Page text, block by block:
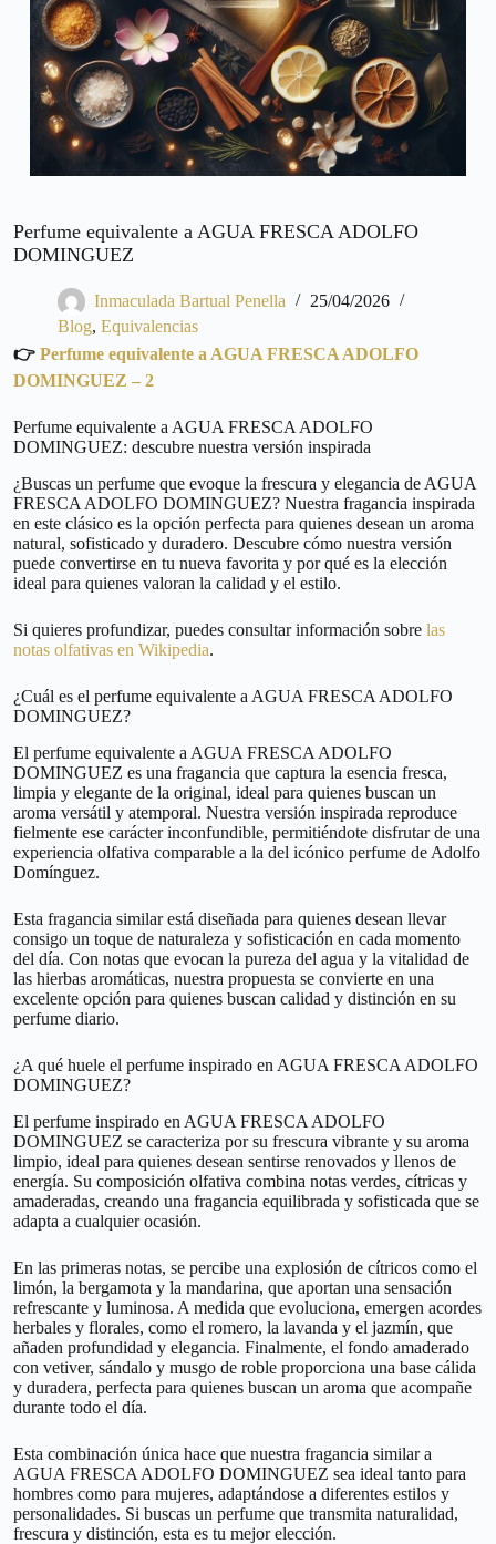
Perfume equivalente a AGUA FRESCA ADOLFO
DOMINGUEZ
Inmaculada Bartual Penella
25/04/2026
Blog, Equivalencias
👉 Perfume equivalente a AGUA FRESCA ADOLFO
DOMINGUEZ – 2
Perfume equivalente a AGUA FRESCA ADOLFO
DOMINGUEZ: descubre nuestra versión inspirada
¿Buscas un perfume que evoque la frescura y elegancia de AGUA
FRESCA ADOLFO DOMINGUEZ? Nuestra fragancia inspirada
en este clásico es la opción perfecta para quienes desean un aroma
natural, sofisticado y duradero. Descubre cómo nuestra versión
puede convertirse en tu nueva favorita y por qué es la elección
ideal para quienes valoran la calidad y el estilo.
Si quieres profundizar, puedes consultar información sobre las
notas olfativas en Wikipedia.
¿Cuál es el perfume equivalente a AGUA FRESCA ADOLFO
DOMINGUEZ?
El perfume equivalente a AGUA FRESCA ADOLFO
DOMINGUEZ es una fragancia que captura la esencia fresca,
limpia y elegante de la original, ideal para quienes buscan un
aroma versátil y atemporal. Nuestra versión inspirada reproduce
fielmente ese carácter inconfundible, permitiéndote disfrutar de una
experiencia olfativa comparable a la del icónico perfume de Adolfo
Domínguez.
Esta fragancia similar está diseñada para quienes desean llevar
consigo un toque de naturaleza y sofisticación en cada momento
del día. Con notas que evocan la pureza del agua y la vitalidad de
las hierbas aromáticas, nuestra propuesta se convierte en una
excelente opción para quienes buscan calidad y distinción en su
perfume diario.
¿A qué huele el perfume inspirado en AGUA FRESCA ADOLFO
DOMINGUEZ?
El perfume inspirado en AGUA FRESCA ADOLFO
DOMINGUEZ se caracteriza por su frescura vibrante y su aroma
limpio, ideal para quienes desean sentirse renovados y llenos de
energía. Su composición olfativa combina notas verdes, cítricas y
amaderadas, creando una fragancia equilibrada y sofisticada que se
adapta a cualquier ocasión.
En las primeras notas, se percibe una explosión de cítricos como el
limón, la bergamota y la mandarina, que aportan una sensación
refrescante y luminosa. A medida que evoluciona, emergen acordes
herbales y florales, como el romero, la lavanda y el jazmín, que
añaden profundidad y elegancia. Finalmente, el fondo amaderado
con vetiver, sándalo y musgo de roble proporciona una base cálida
y duradera, perfecta para quienes buscan un aroma que acompañe
durante todo el día.
Esta combinación única hace que nuestra fragancia similar a
AGUA FRESCA ADOLFO DOMINGUEZ sea ideal tanto para
hombres como para mujeres, adaptándose a diferentes estilos y
personalidades. Si buscas un perfume que transmita naturalidad,
frescura y distinción, esta es tu mejor elección.